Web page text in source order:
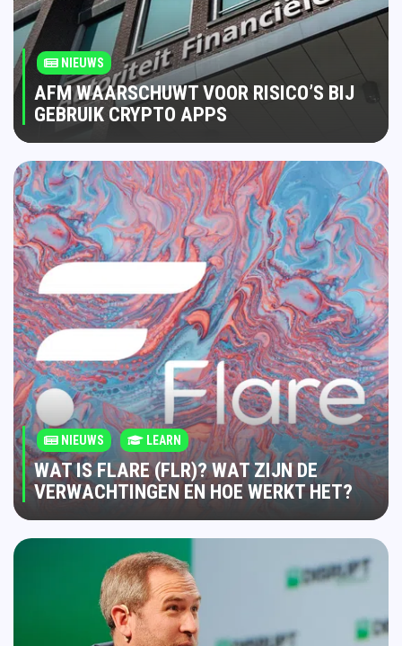
NIEUWS
AFM WAARSCHUWT VOOR RISICO’S BIJ
GEBRUIK CRYPTO APPS
NIEUWS LEARN
WAT IS FLARE (FLR)? WAT ZIJN DE
VERWACHTINGEN EN HOE WERKT HET?